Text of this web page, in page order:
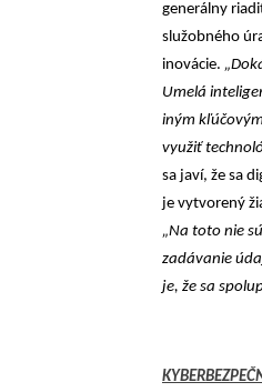
generálny
služobného
inovácie.
Umelá
iným
využiť
sa javí, že sa
je vytvorený
„Na toto nie
zadávanie
je, že sa